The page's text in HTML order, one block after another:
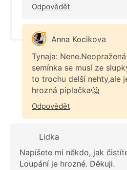
Odpovědět
Anna Kocikova
Tynaja:
semínka se musí ze
to trochu delší nehty,ale
hrozná piplačka🤔
Odpovědět
Lidka
Napíšete mi někdo, jak
Loupání je hrozné. Děkuji.